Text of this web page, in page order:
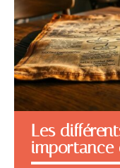
Les
importance